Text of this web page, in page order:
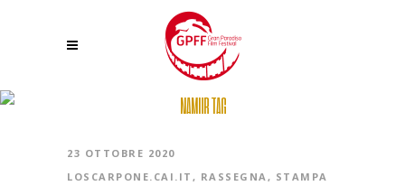
NAMUR TAG
23 OTTOBRE 2020
LOSCARPONE.CAI.IT , RASSEGNA, STAMPA